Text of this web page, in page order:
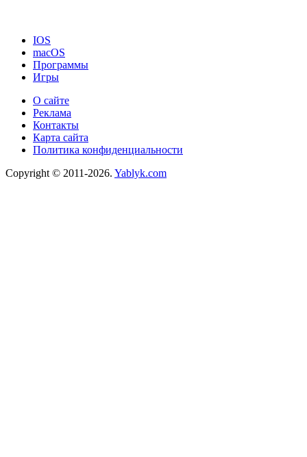
IOS
macOS
Программы
Игры
О сайте
Реклама
Контакты
Карта сайта
Политика конфиденциальности
Copyright © 2011-2026. Yablyk.сom